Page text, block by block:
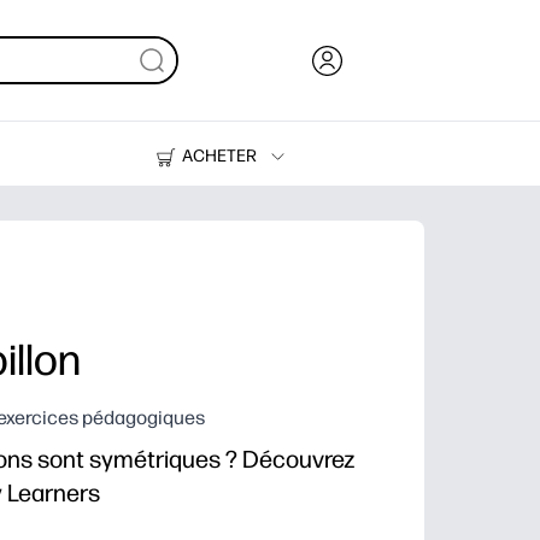
ACHETER
Imprimantes
pédagogiques
sont symétriques ? Découvrez
Learners